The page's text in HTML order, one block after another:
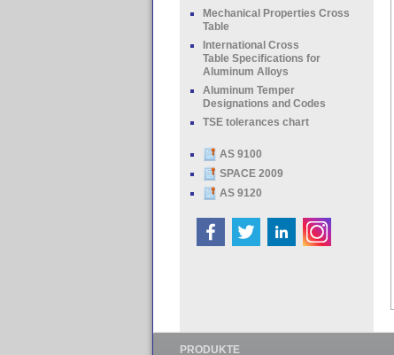
Mechanical Properties Cross
Table
International Cross
Table Specifications for
Aluminum Alloys
Aluminum Temper
Designations and Codes
TSE tolerances chart
AS 9100
SPACE 2009
AS 9120
PRODUKTE